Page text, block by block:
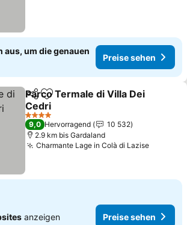
aus, um die genauen
Preise sehen
TeilenZu Favoriten hinzufügen
Parco Termale di Villa Dei
Cedri
Preise sehen
4 Sterne
9,0 Hervorragend
10 532
2.9 km bis Gardaland
Charmante Lage in Colà di LazisePreise
anzeigen Preise sehen